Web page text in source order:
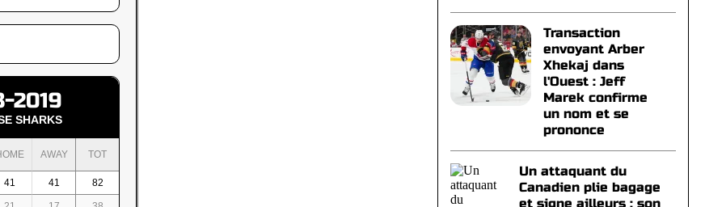
2019
SHARKS
AWAY TOT
41 41 82
Transaction
envoyant Arber
Xhekaj dans
l'Ouest : Jeff
Marek confirme
un nom et se
prononce
Un attaquant du
Canadien plie bagage
et signe ailleurs : son